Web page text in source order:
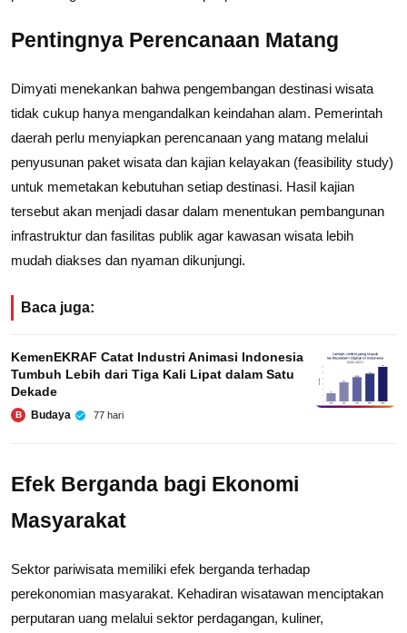
Pentingnya Perencanaan Matang
Dimyati menekankan bahwa pengembangan destinasi wisata
tidak cukup hanya mengandalkan keindahan alam. Pemerintah
daerah perlu menyiapkan perencanaan yang matang melalui
penyusunan paket wisata dan kajian kelayakan (feasibility study)
untuk memetakan kebutuhan setiap destinasi. Hasil kajian
tersebut akan menjadi dasar dalam menentukan pembangunan
infrastruktur dan fasilitas publik agar kawasan wisata lebih
mudah diakses dan nyaman dikunjungi.
Baca juga:
KemenEKRAF Catat Industri Animasi Indonesia
Tumbuh Lebih dari Tiga Kali Lipat dalam Satu
Dekade
B Budaya 77 hari
Efek Berganda bagi Ekonomi
Masyarakat
Sektor pariwisata memiliki efek berganda terhadap
perekonomian masyarakat. Kehadiran wisatawan menciptakan
perputaran uang melalui sektor perdagangan, kuliner,